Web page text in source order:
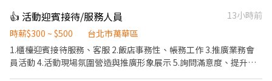
👍 活動迎賓接待/服務人員
13小時前
時薪$300 ~ $500
台北市萬華區
1.櫃檯迎賓接待服務、客服 2.飯店事務性、帳務工作 3.推廣業務會
員活動 4.活動現場氛圍營造與推廣形象展示 5.詢問滿意度、提升服